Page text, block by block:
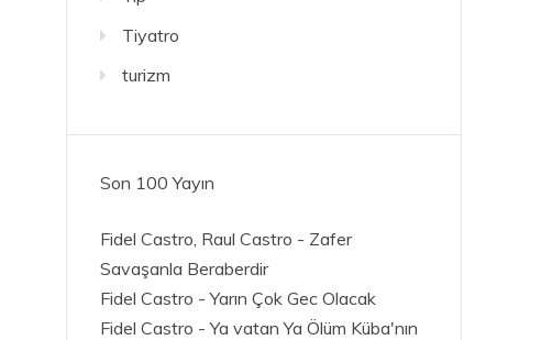
Tiyatro
turizm
Son 100 Yayın
Fidel Castro, Raul Castro - Zafer
Savaşanla Beraberdir
Fidel Castro - Yarın Çok Gec Olacak
Fidel Castro - Ya vatan Ya Ölüm Küba'nın